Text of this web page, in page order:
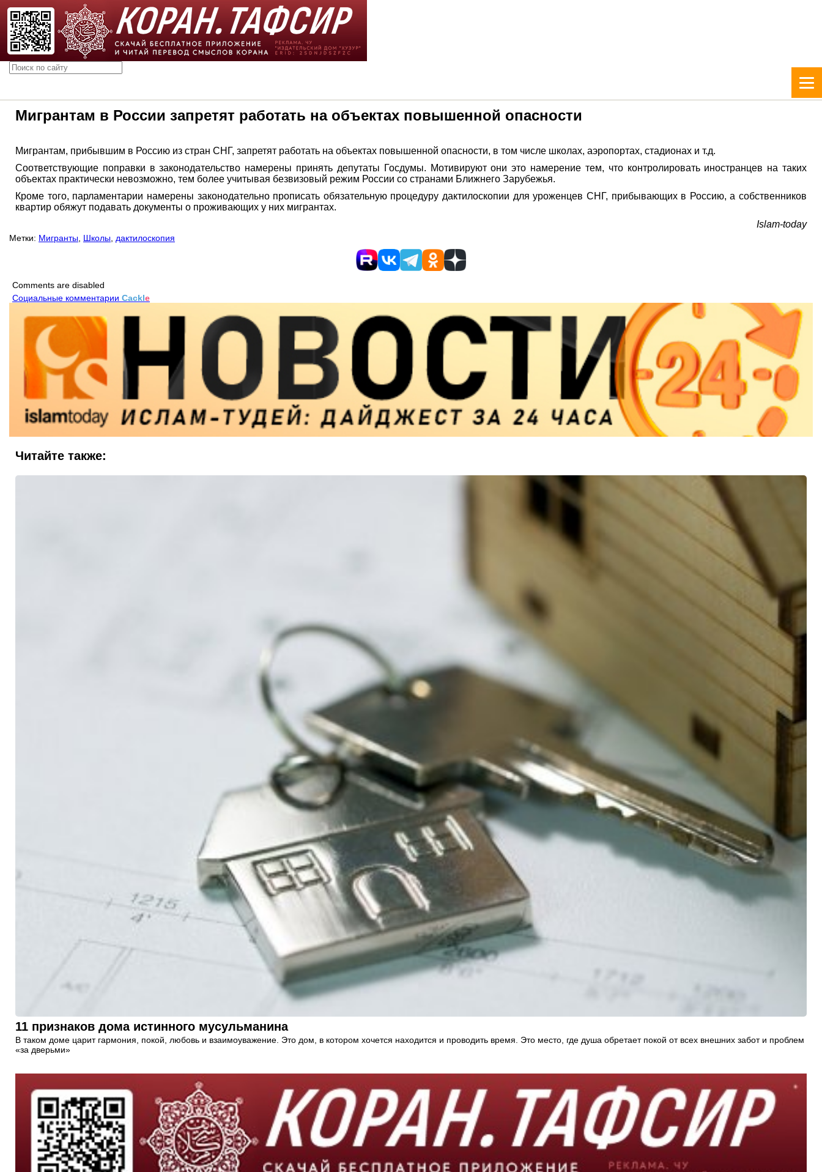
Мигрантам в России запретят работать на объектах повышенной опасности
Мигрантам, прибывшим в Россию из стран СНГ, запретят работать на объектах повышенной опасности, в том числе школах, аэропортах, стадионах и т.д.
Соответствующие поправки в законодательство намерены принять депутаты Госдумы. Мотивируют они это намерение тем, что контролировать иностранцев на таких
объектах практически невозможно, тем более учитывая безвизовый режим России со странами Ближнего Зарубежья.
Кроме того, парламентарии намерены законодательно прописать обязательную процедуру дактилоскопии для уроженцев СНГ, прибывающих в Россию, а собственников
квартир обяжут подавать документы о проживающих у них мигрантах.
Islam-today
Метки: Мигранты Школы дактилоскопия
Comments are disabled
Социальные комментарии Cackle
Читайте также:
11 признаков дома истинного мусульманина
В таком доме царит гармония, покой, любовь и взаимоуважение. Это дом, в котором хочется находится и проводить время. Это место, где душа обретает покой от всех внешних забот и проблем
«за дверьми»